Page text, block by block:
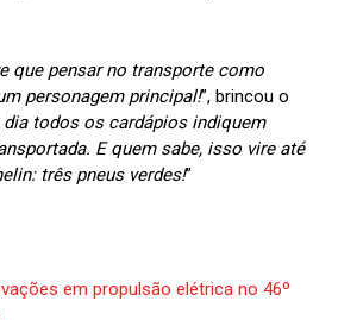
que pensar no transporte como
personagem principal!”, brincou o
dia todos os cardápios indiquem
E quem sabe, isso vire até
três pneus verdes!”
em propulsão elétrica no 46º